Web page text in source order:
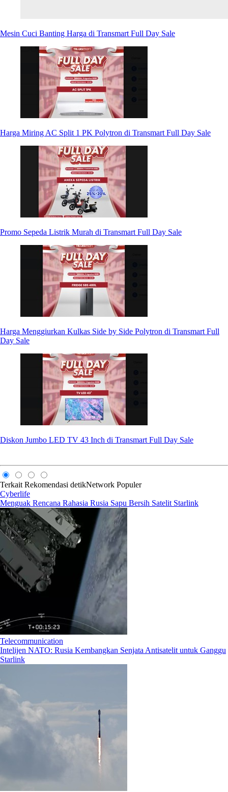
Mesin Cuci Banting Harga di Transmart Full Day Sale
Harga Miring AC Split 1 PK Polytron di Transmart Full Day Sale
Promo Sepeda Listrik Murah di Transmart Full Day Sale
Harga Menggiurkan Kulkas Side by Side Polytron di Transmart Full
Day Sale
Diskon Jumbo LED TV 43 Inch di Transmart Full Day Sale
Terkait Rekomendasi detikNetwork Populer
Cyberlife
Menguak Rencana Rahasia Rusia Sapu Bersih Satelit Starlink
Telecommunication
Intelijen NATO: Rusia Kembangkan Senjata Antisatelit untuk Ganggu
Starlink